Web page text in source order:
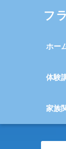
フ
ホー
体験
家族